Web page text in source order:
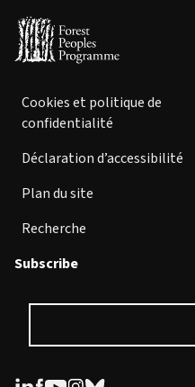
Cookies et politique de
confidentialité
Déclaration d’accessibilité
Plan du site
Recherche
Subscribe